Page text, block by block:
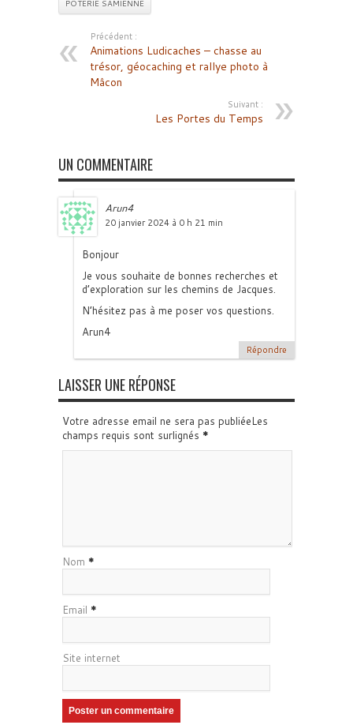
POTERIE SAMIENNE
Précédent :
Animations Ludicaches – chasse au
trésor, géocaching et rallye photo à
Mâcon
Suivant :
Les Portes du Temps
UN COMMENTAIRE
Arun4
20 janvier 2024 à 0 h 21 min
Bonjour
Je vous souhaite de bonnes recherches et
d’exploration sur les chemins de Jacques.
N’hésitez pas à me poser vos questions.
Arun4
Répondre
LAISSER UNE RÉPONSE
Votre adresse email ne sera pas publiéeLes
champs requis sont surlignés *
Nom *
Email *
Site internet